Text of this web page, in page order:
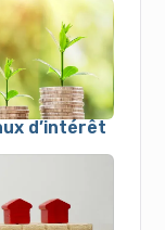
d’intérêt